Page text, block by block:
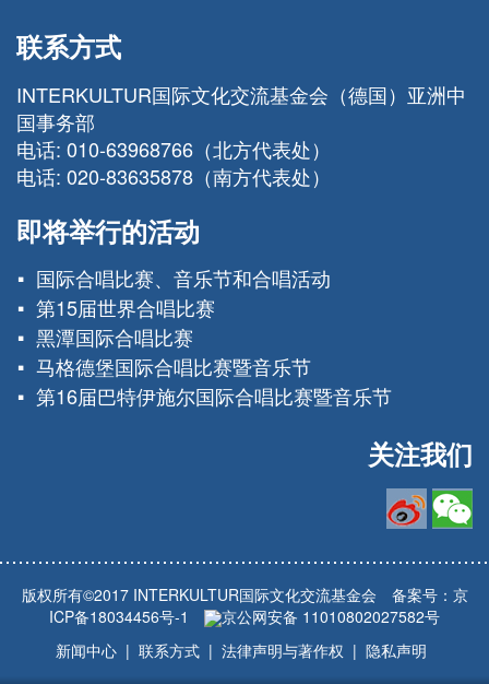
联系方式
INTERKULTUR国际文化交流基金会（德国）亚洲中
国事务部
电话: 010-63968766（北方代表处）
电话: 020-83635878（南方代表处）
即将举行的活动
国际合唱比赛、音乐节和合唱活动
第15届世界合唱比赛
黑潭国际合唱比赛
马格德堡国际合唱比赛暨音乐节
第16届巴特伊施尔国际合唱比赛暨音乐节
关注我们
版权所有©2017 INTERKULTUR国际文化交流基金会 备案号： 京
ICP备18034456号-1
京公网安备 11010802027582号
新闻中心
联系方式 法律声明与著作权 隐私声明